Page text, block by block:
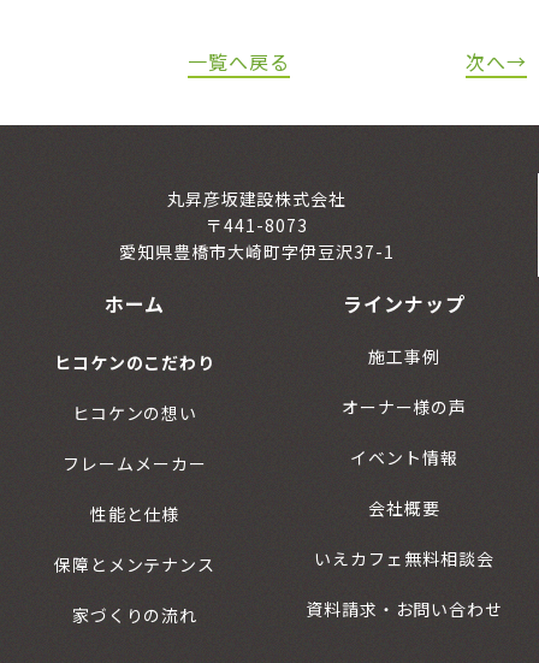
一覧へ戻る 次へ→
丸昇彦坂建設株式会社
〒441-8073
愛知県豊橋市大崎町字伊豆沢37-1
ホーム
ヒコケンのこだわり
ヒコケンの想い
フレームメーカー
性能と仕様
保障とメンテナンス
家づくりの流れ
ラインナップ
施工事例
オーナー様の声
イベント情報
会社概要
いえカフェ無料相談会
資料請求・お問い合わせ